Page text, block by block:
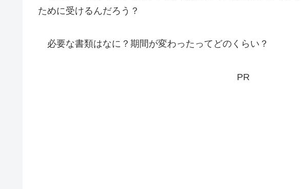
ために受けるんだろう？
必要な書類はなに？期間が変わったってどのくらい？
PR